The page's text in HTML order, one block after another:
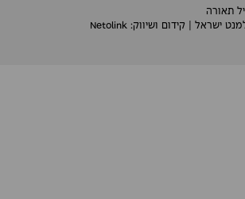
תאורה
ישראל | קידום ושיווק: Netolink